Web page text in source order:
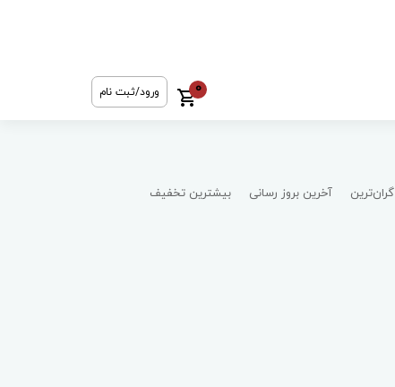
0 ورود/ثبت نام
گران‌ترین آخرین بروز رسانی بیشترین تخفیف